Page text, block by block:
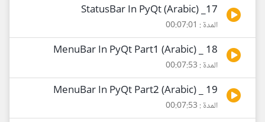
17_ StatusBar In PyQt (Arabic)
المدة : 00:07:01
18 _ MenuBar In PyQt Part1 (Arabic)
المدة : 00:07:53
19 _ MenuBar In PyQt Part2 (Arabic)
المدة : 00:07:53